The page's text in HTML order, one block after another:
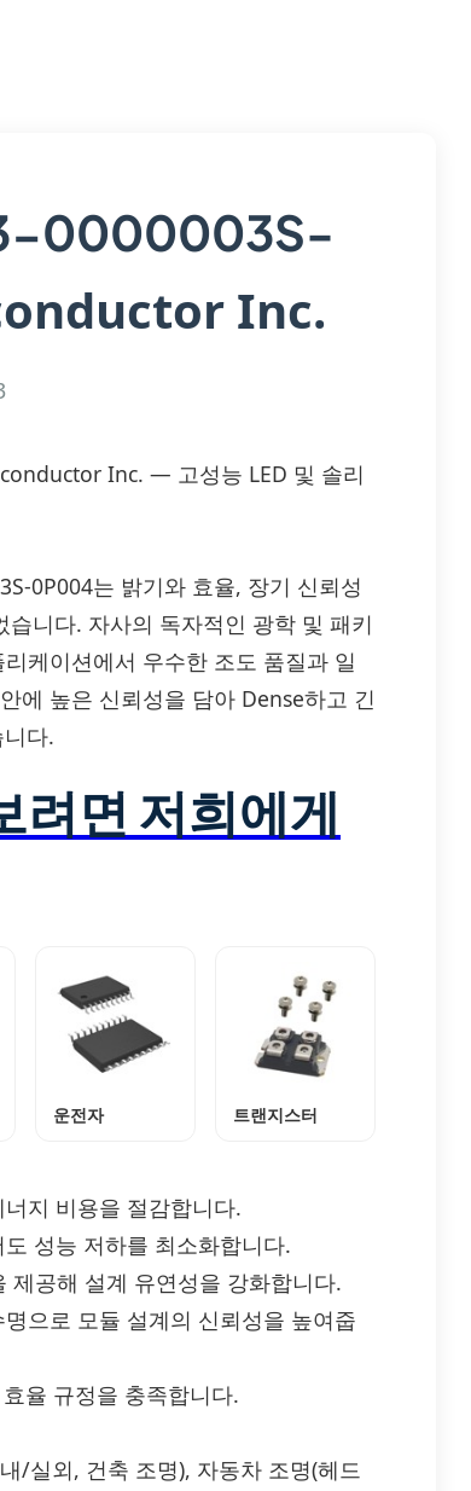
0000003S-
Inc.
Inc. — 고성능 LED 및 솔리
0P004는 밝기와 효율, 장기 신뢰성
니다. 자사의 독자적인 광학 및 패키
케이션에서 우수한 조도 품질과 일
에 높은 신뢰성을 담아 Dense하고 긴
다.
려면 저희에게
운전자 트랜지스터
지 비용을 절감합니다.
성능 저하를 최소화합니다.
제공해 설계 유연성을 강화합니다.
으로 모듈 설계의 신뢰성을 높여줍
율 규정을 충족합니다.
/실외, 건축 조명), 자동차 조명(헤드